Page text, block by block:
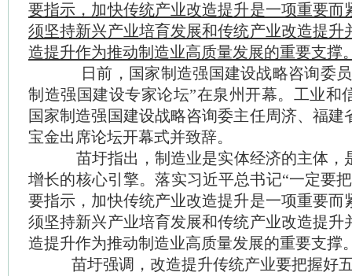
要指示，加快传统产业改造提升是一项重要而
须坚持新兴产业培育发展和传统产业改造提升
造提升作为推动制造业高质量发展的重要支撑
日前，国家制造强国建设战略咨询委
制造强国建设专家论坛”在泉州开幕。工业和
国家制造强国建设战略咨询委主任周济、福建
宝金出席论坛开幕式并致辞。
苗圩指出，制造业是实体经济的主体，
增长的核心引擎。落实习近平总书记“一定要
要指示，加快传统产业改造提升是一项重要而
须坚持新兴产业培育发展和传统产业改造提升
造提升作为推动制造业高质量发展的重要支撑
苗圩强调，改造提升传统产业要把握好